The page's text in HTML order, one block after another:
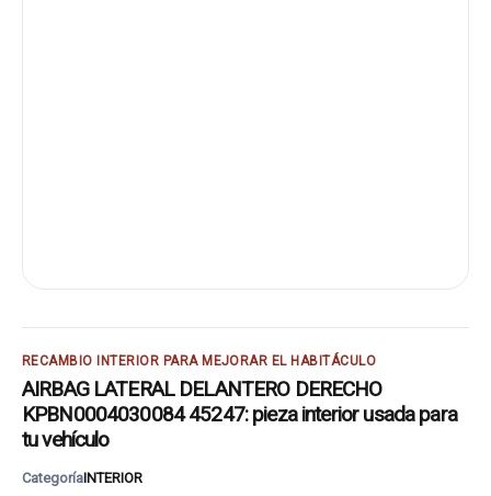
RECAMBIO INTERIOR PARA MEJORAR EL HABITÁCULO
AIRBAG LATERAL DELANTERO DERECHO
KPBN0004030084 45247: pieza interior usada para
tu vehículo
CategoríaINTERIOR